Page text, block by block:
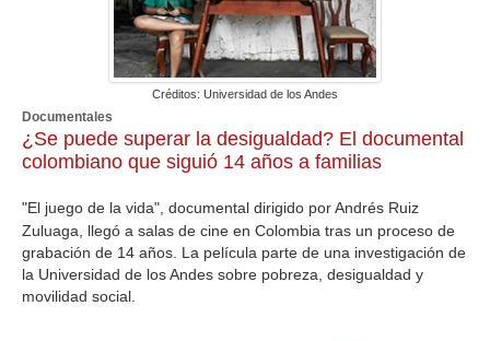
Créditos: Universidad de los Andes
Documentales
¿Se puede superar la desigualdad? El documental
colombiano que siguió 14 años a familias
"El juego de la vida", documental dirigido por Andrés Ruiz
Zuluaga, llegó a salas de cine en Colombia tras un proceso de
grabación de 14 años. La película parte de una investigación de
la Universidad de los Andes sobre pobreza, desigualdad y
movilidad social.